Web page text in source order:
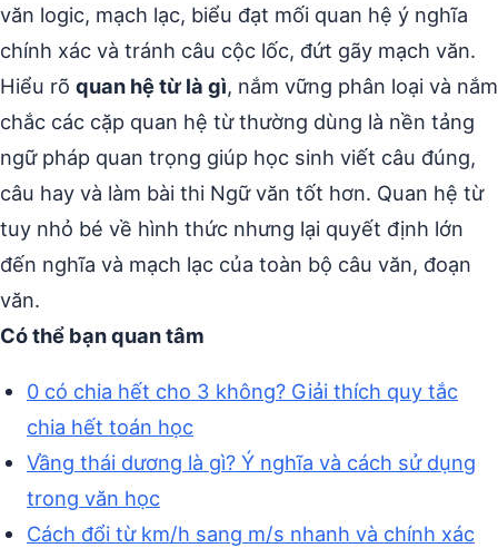
văn logic, mạch lạc, biểu đạt mối quan hệ ý nghĩa
chính xác và tránh câu cộc lốc, đứt gãy mạch văn.
Hiểu rõ quan hệ từ là gì, nắm vững phân loại và nắm
chắc các cặp quan hệ từ thường dùng là nền tảng
ngữ pháp quan trọng giúp học sinh viết câu đúng,
câu hay và làm bài thi Ngữ văn tốt hơn. Quan hệ từ
tuy nhỏ bé về hình thức nhưng lại quyết định lớn
đến nghĩa và mạch lạc của toàn bộ câu văn, đoạn
văn.
Có thể bạn quan tâm
0 có chia hết cho 3 không? Giải thích quy tắc
chia hết toán học
Vầng thái dương là gì? Ý nghĩa và cách sử dụng
trong văn học
Cách đổi từ km/h sang m/s nhanh và chính xác